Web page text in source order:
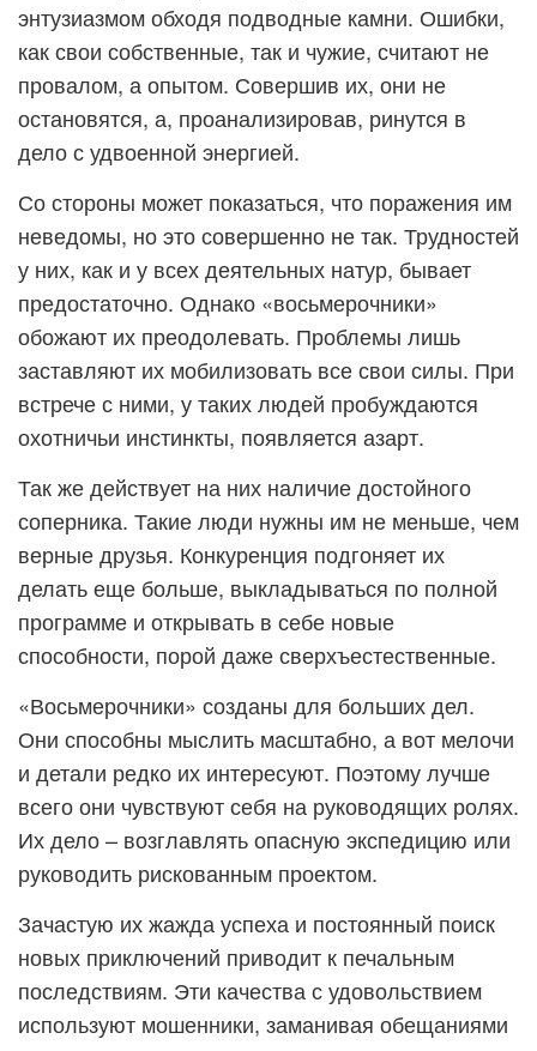
энтузиазмом обходя подводные камни. Ошибки,
как свои собственные, так и чужие, считают не
провалом, а опытом. Совершив их, они не
остановятся, а, проанализировав, ринутся в
дело с удвоенной энергией.
Со стороны может показаться, что поражения им
неведомы, но это совершенно не так. Трудностей
у них, как и у всех деятельных натур, бывает
предостаточно. Однако «восьмерочники»
обожают их преодолевать. Проблемы лишь
заставляют их мобилизовать все свои силы. При
встрече с ними, у таких людей пробуждаются
охотничьи инстинкты, появляется азарт.
Так же действует на них наличие достойного
соперника. Такие люди нужны им не меньше, чем
верные друзья. Конкуренция подгоняет их
делать еще больше, выкладываться по полной
программе и открывать в себе новые
способности, порой даже сверхъестественные.
«Восьмерочники» созданы для больших дел.
Они способны мыслить масштабно, а вот мелочи
и детали редко их интересуют. Поэтому лучше
всего они чувствуют себя на руководящих ролях.
Их дело – возглавлять опасную экспедицию или
руководить рискованным проектом.
Зачастую их жажда успеха и постоянный поиск
новых приключений приводит к печальным
последствиям. Эти качества с удовольствием
используют мошенники, заманивая обещаниями